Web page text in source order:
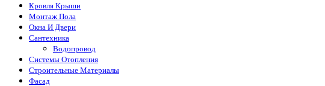
Кровля Крыши
Монтаж Пола
Окна И Двери
Сантехника
Водопровод
Системы Отопления
Строительные Материалы
Фасад